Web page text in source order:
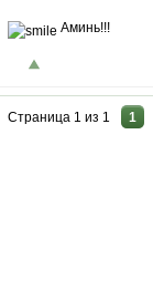
Аминь!!!
Страница 1 из 1 1